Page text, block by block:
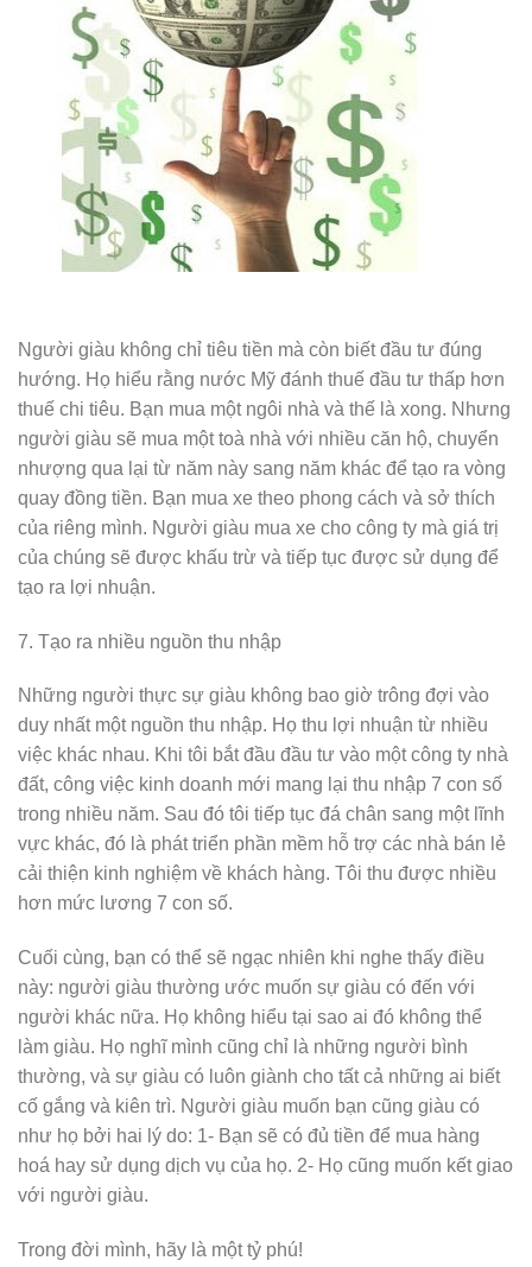
Người giàu không chỉ tiêu tiền mà còn biết đầu tư đúng
hướng. Họ hiểu rằng nước Mỹ đánh thuế đầu tư thấp hơn
thuế chi tiêu. Bạn mua một ngôi nhà và thế là xong. Nhưng
người giàu sẽ mua một toà nhà với nhiều căn hộ, chuyển
nhượng qua lại từ năm này sang năm khác để tạo ra vòng
quay đồng tiền. Bạn mua xe theo phong cách và sở thích
của riêng mình. Người giàu mua xe cho công ty mà giá trị
của chúng sẽ được khấu trừ và tiếp tục được sử dụng để
tạo ra lợi nhuận.
7. Tạo ra nhiều nguồn thu nhập
Những người thực sự giàu không bao giờ trông đợi vào
duy nhất một nguồn thu nhập. Họ thu lợi nhuận từ nhiều
việc khác nhau. Khi tôi bắt đầu đầu tư vào một công ty nhà
đất, công việc kinh doanh mới mang lại thu nhập 7 con số
trong nhiều năm. Sau đó tôi tiếp tục đá chân sang một lĩnh
vực khác, đó là phát triển phần mềm hỗ trợ các nhà bán lẻ
cải thiện kinh nghiệm về khách hàng. Tôi thu được nhiều
hơn mức lương 7 con số.
Cuối cùng, bạn có thể sẽ ngạc nhiên khi nghe thấy điều
này: người giàu thường ước muốn sự giàu có đến với
người khác nữa. Họ không hiểu tại sao ai đó không thể
làm giàu. Họ nghĩ mình cũng chỉ là những người bình
thường, và sự giàu có luôn giành cho tất cả những ai biết
cố gắng và kiên trì. Người giàu muốn bạn cũng giàu có
như họ bởi hai lý do: 1- Bạn sẽ có đủ tiền để mua hàng
hoá hay sử dụng dịch vụ của họ. 2- Họ cũng muốn kết giao
với người giàu.
Trong đời mình, hãy là một tỷ phú!